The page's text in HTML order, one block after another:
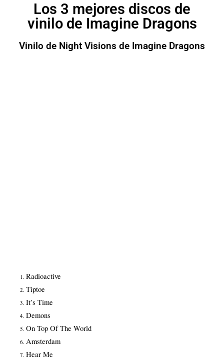
Los 3 mejores discos de
vinilo de Imagine Dragons
Vinilo de Night Visions de Imagine Dragons
Radioactive
Tiptoe
It’s Time
Demons
On Top Of The World
Amsterdam
Hear Me